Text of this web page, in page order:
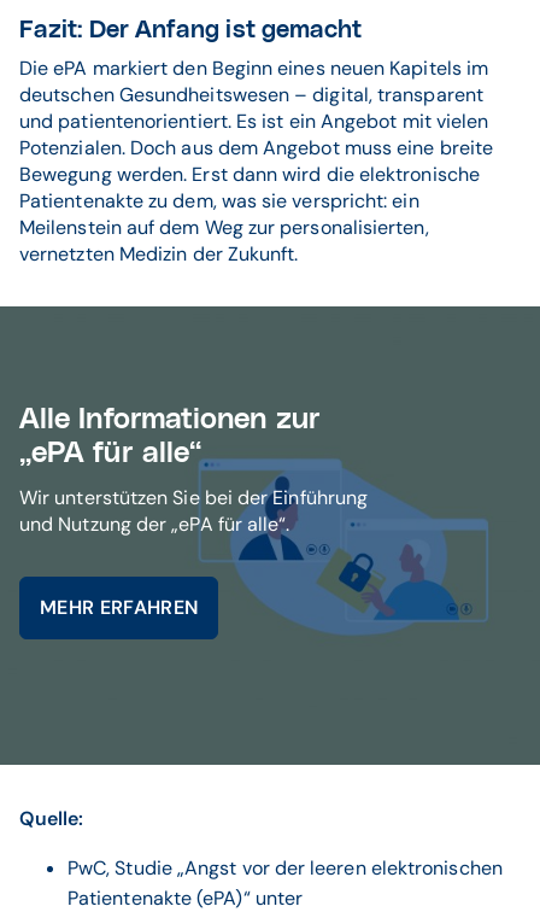
Fazit: Der Anfang ist gemacht
Die ePA markiert den Beginn eines neuen Kapitels im
deutschen Gesundheitswesen – digital, transparent
und patientenorientiert. Es ist ein Angebot mit vielen
Potenzialen. Doch aus dem Angebot muss eine breite
Bewegung werden. Erst dann wird die elektronische
Patientenakte zu dem, was sie verspricht: ein
Meilenstein auf dem Weg zur personalisierten,
vernetzten Medizin der Zukunft.
Alle Informationen zur
„ePA für alle“
Wir unterstützen Sie bei der Einführung
und Nutzung der „ePA für alle“.
MEHR ERFAHREN
Quelle:
PwC, Studie „Angst vor der leeren elektronischen
Patientenakte (ePA)“ unter